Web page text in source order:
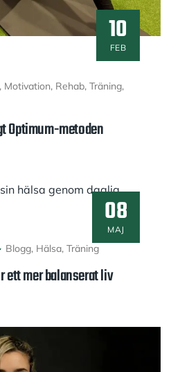
10
FEB
Motivation, Rehab, Träning,
Optimum-metoden
08
MAJ
Blogg, Hälsa,Träning
ett mer balanserat liv